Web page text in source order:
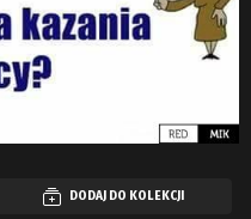
DODAJ DO KOLEKCJI